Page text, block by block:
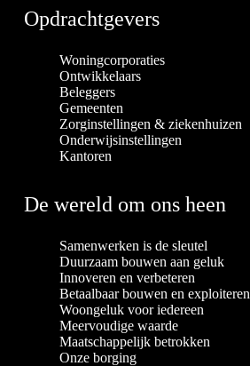
Opdrachtgevers
Woningcorporaties
Ontwikkelaars
Beleggers
Gemeenten
Zorginstellingen & ziekenhuizen
Onderwijsinstellingen
Kantoren
De wereld om ons heen
Samenwerken is de sleutel
Duurzaam bouwen aan geluk
Innoveren en verbeteren
Betaalbaar bouwen en exploiteren
Woongeluk voor iedereen
Meervoudige waarde
Maatschappelijk betrokken
Onze borging